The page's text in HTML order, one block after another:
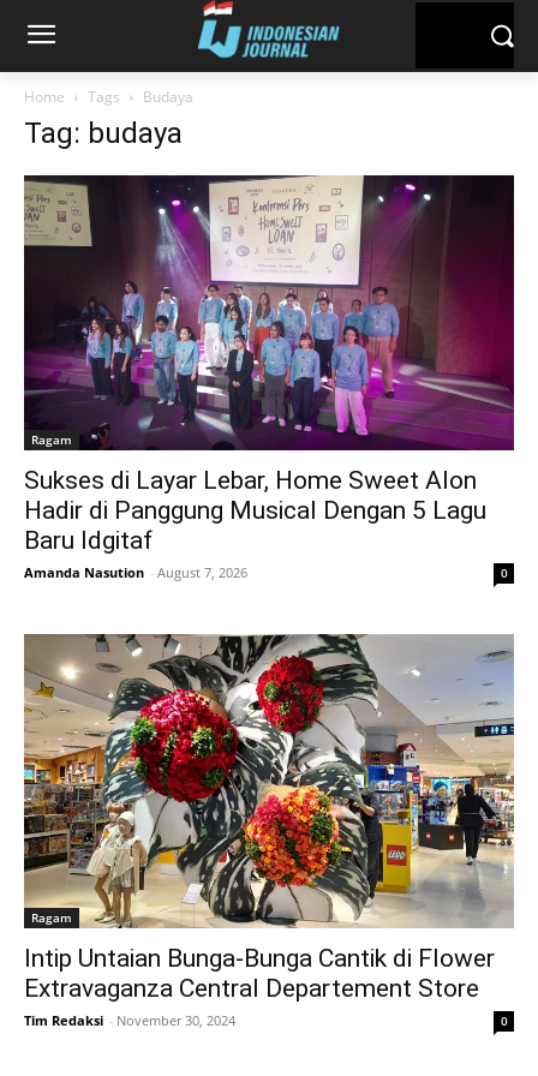
Home Tags Budaya
Tag: budaya
Ragam
Sukses di Layar Lebar, Home Sweet Alon
Hadir di Panggung Musical Dengan 5 Lagu
Baru Idgitaf
Amanda Nasution - August 7, 2026 0
Ragam
Intip Untaian Bunga-Bunga Cantik di Flower
Extravaganza Central Departement Store
Tim Redaksi - November 30, 2024 0